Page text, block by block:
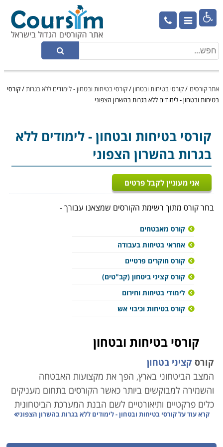

אתר קורסים /קורסי בטיחות ובטחון/קורסי בטיחות ובטחון - לימודים ללא בגרות/קורסי
בטיחות ובטחון - לימודים ללא בגרות בהשרון הצפוני
קורסי בטיחות ובטחון - לימודים ללא
בגרות בהשרון הצפוני
אני מעוניין לקבל פרטים
בחר קורס מתוך רשימת הקורסים שמצאנו עבורך -
קורס מאבטחים
אחראי בטיחות בעבודה
קורס חוקרים פרטיים
קורס קציני ביטחון (קב"טים)
לימודי בטיחות וחירום
קורס בטיחות וכיבוי אש
קורסי בטיחות ובטחון
קורס קציני בטחון
המצב הביטחוני בארץ, הפך את מקצועות האבטחה
והשמירה למבוקשים ביותר כאשר הקורסים בתחום מעניקים
כלים פרקטיים ותיאורטיים לשם הבנת המערכת הביטחונית
על כל היבטיה ופותחים דלת לקריירה דינמית ומלאת עניין.
קרא עוד עלקורסי בטיחות ובטחון - לימודים ללא בגרות בהשרון הצפוני